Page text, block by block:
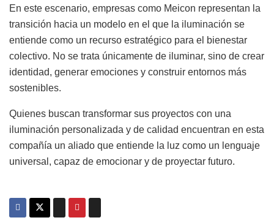
En este escenario, empresas como Meicon representan la
transición hacia un modelo en el que la iluminación se
entiende como un recurso estratégico para el bienestar
colectivo. No se trata únicamente de iluminar, sino de crear
identidad, generar emociones y construir entornos más
sostenibles.
Quienes buscan transformar sus proyectos con una
iluminación personalizada y de calidad encuentran en esta
compañía un aliado que entiende la luz como un lenguaje
universal, capaz de emocionar y de proyectar futuro.